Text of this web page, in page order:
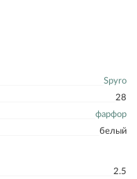
Spyro
28
фарфор
белый
2.5